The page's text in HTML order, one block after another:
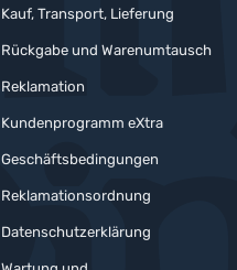
Kauf, Transport, Lieferung
Rückgabe und Warenumtausch
Reklamation
Kundenprogramm eXtra
Geschäftsbedingungen
Reklamationsordnung
Datenschutzerklärung